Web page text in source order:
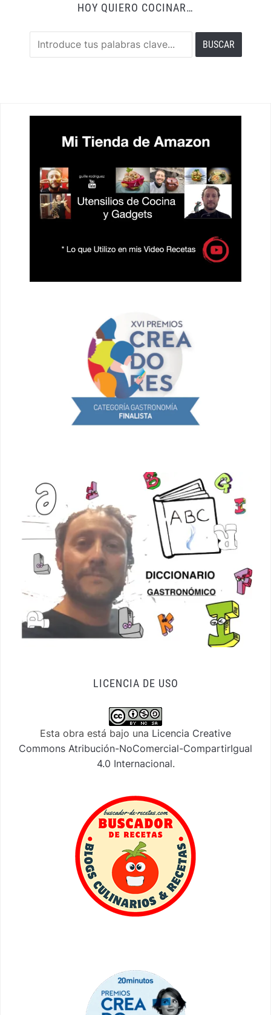
HOY QUIERO COCINAR…
LICENCIA DE USO
Esta obra está bajo una Licencia Creative
Commons Atribución-NoComercial-CompartirIgual
4.0 Internacional.